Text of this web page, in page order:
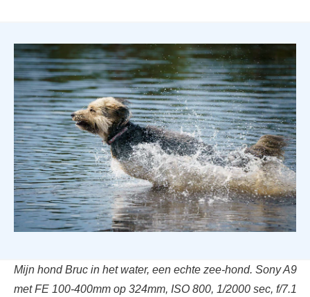
Mijn hond Bruc in het water, een echte zee-hond. Sony A9
met FE 100-400mm op 324mm, ISO 800, 1/2000 sec, f/7.1